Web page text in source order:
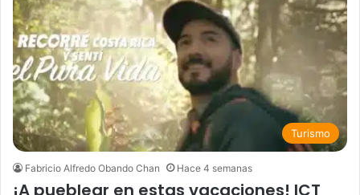
Turismo
Fabricio Alfredo Obando Chan Hace 4 semanas
​¡A pueblear en estas vacaciones! ICT